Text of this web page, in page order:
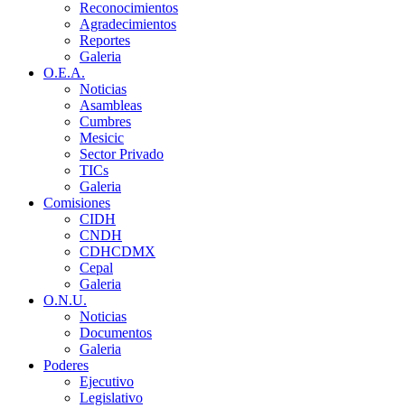
Reconocimientos
Agradecimientos
Reportes
Galeria
O.E.A.
Noticias
Asambleas
Cumbres
Mesicic
Sector Privado
TICs
Galeria
Comisiones
CIDH
CNDH
CDHCDMX
Cepal
Galeria
O.N.U.
Noticias
Documentos
Galeria
Poderes
Ejecutivo
Legislativo